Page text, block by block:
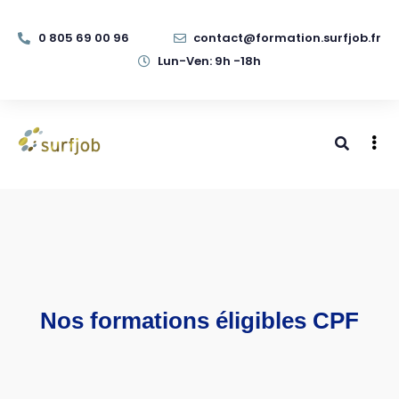
0 805 69 00 96
contact@formation.surfjob.fr
Lun-Ven: 9h -18h
Nos formations éligibles CPF